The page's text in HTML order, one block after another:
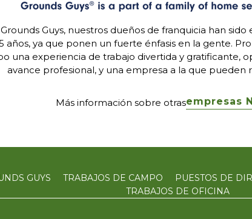
Guys, nuestros dueños de franquicia han
años, ya que ponen un fuerte énfasis en la gente.
una experiencia de trabajo divertida y gratificante,
avance profesional, y una empresa a la que pueden
Más información sobre otrasempresas
GUYS TRABAJOS DE CAMPO PUESTOS DE
TRABAJOS DE OFICINA